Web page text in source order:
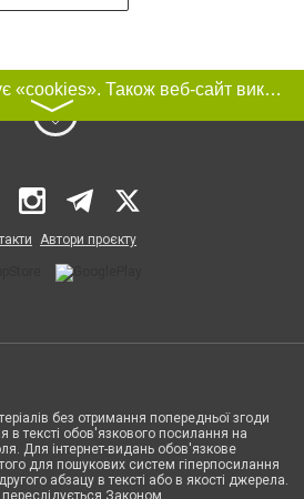
Цей сайт використовує «cookies». Також веб-сайт використовує інтернет-сервіс для збору технічних даних стосовно відвідувачів з метою отримання маркетингової та статистичної інформації. Умови обробки даних відвідувачів сайту див.
〉
Автори проєкту
без отримання попередньої згоди
в тексті обов'язкового посилання на
Для інтернет-видань обов'язкове
для пошукових систем гіперпосилання
абзацу в тексті або в якості джерела.
Законом.